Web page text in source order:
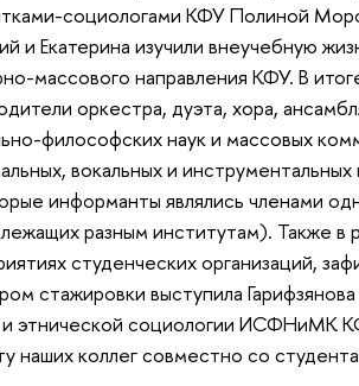
социологами КФУ Полиной
и Екатерина изучили внеучебную
массового направления КФУ. В
оркестра, дуэта, хора,
философских наук и массовых
вокальных и
информанты являлись членами
разным институтам). Также
студенческих организаций,
стажировки выступила
этнической социологии ИСФНиМК
наших коллег совместно со